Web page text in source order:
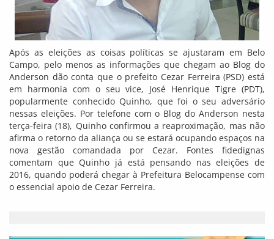
Após as eleições as coisas políticas se ajustaram em Belo
Campo, pelo menos as informações que chegam ao Blog do
Anderson dão conta que o prefeito Cezar Ferreira (PSD) está
em harmonia com o seu vice, José Henrique Tigre (PDT),
popularmente conhecido Quinho, que foi o seu adversário
nessas eleições. Por telefone com o Blog do Anderson nesta
terça-feira (18), Quinho confirmou a reaproximação, mas não
afirma o retorno da aliança ou se estará ocupando espaços na
nova gestão comandada por Cezar. Fontes fidedignas
comentam que Quinho já está pensando nas eleições de
2016, quando poderá chegar à Prefeitura Belocampense com
o essencial apoio de Cezar Ferreira.